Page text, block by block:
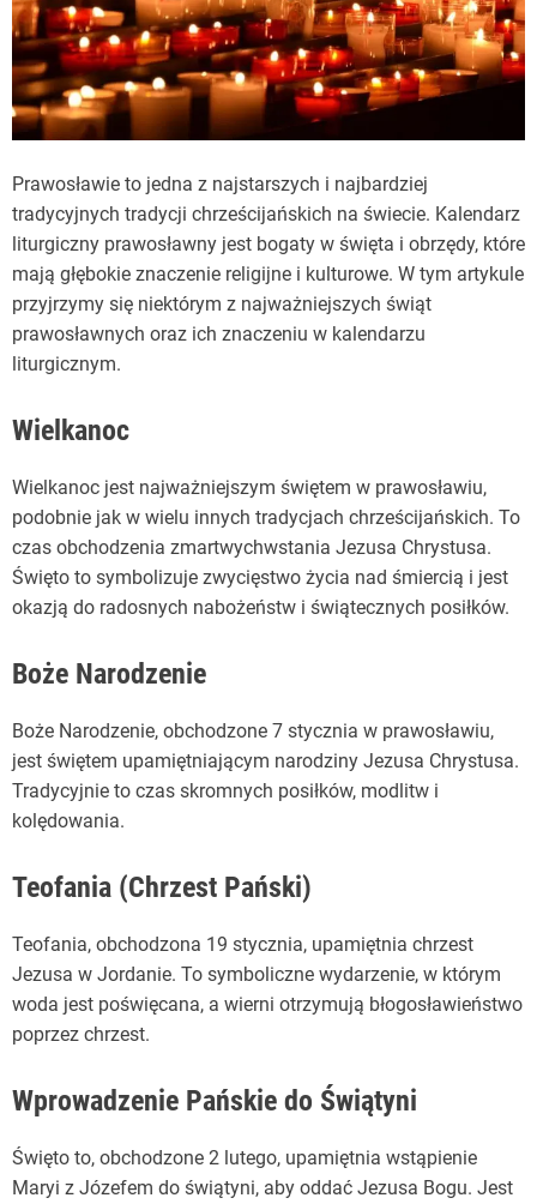
Prawosławie to jedna z najstarszych i najbardziej
tradycyjnych tradycji chrześcijańskich na świecie. Kalendarz
liturgiczny prawosławny jest bogaty w święta i obrzędy, które
mają głębokie znaczenie religijne i kulturowe. W tym artykule
przyjrzymy się niektórym z najważniejszych świąt
prawosławnych oraz ich znaczeniu w kalendarzu
liturgicznym.
Wielkanoc
Wielkanoc jest najważniejszym świętem w prawosławiu,
podobnie jak w wielu innych tradycjach chrześcijańskich. To
czas obchodzenia zmartwychwstania Jezusa Chrystusa.
Święto to symbolizuje zwycięstwo życia nad śmiercią i jest
okazją do radosnych nabożeństw i świątecznych posiłków.
Boże Narodzenie
Boże Narodzenie, obchodzone 7 stycznia w prawosławiu,
jest świętem upamiętniającym narodziny Jezusa Chrystusa.
Tradycyjnie to czas skromnych posiłków, modlitw i
kolędowania.
Teofania (Chrzest Pański)
Teofania, obchodzona 19 stycznia, upamiętnia chrzest
Jezusa w Jordanie. To symboliczne wydarzenie, w którym
woda jest poświęcana, a wierni otrzymują błogosławieństwo
poprzez chrzest.
Wprowadzenie Pańskie do Świątyni
Święto to, obchodzone 2 lutego, upamiętnia wstąpienie
Maryi z Józefem do świątyni, aby oddać Jezusa Bogu. Jest